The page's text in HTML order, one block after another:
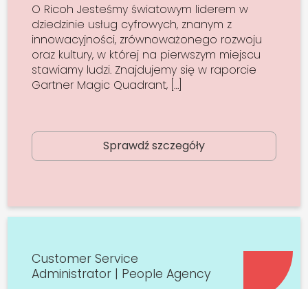
O Ricoh Jesteśmy światowym liderem w
dziedzinie usług cyfrowych, znanym z
innowacyjności, zrównoważonego rozwoju
oraz kultury, w której na pierwszym miejscu
stawiamy ludzi. Znajdujemy się w raporcie
Gartner Magic Quadrant, […]
Sprawdź szczegóły
Customer Service
Administrator | People Agency